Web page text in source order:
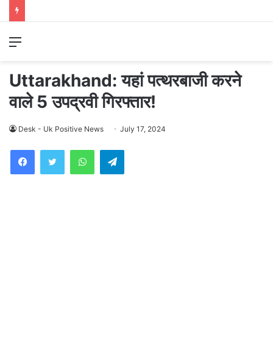
Menu
Uttarakhand: यहां पत्थरबाजी करने
वाले 5 उपद्रवी गिरफ्तार!
Desk - Uk Positive News July 17, 2024
WhatsAppTelegram